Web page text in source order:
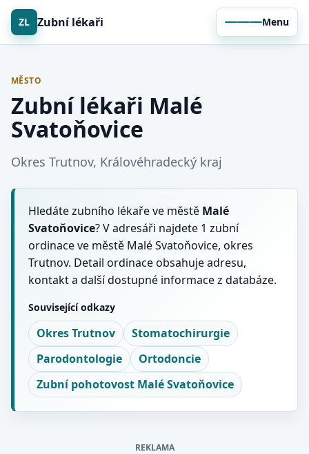
ZL Zubní lékaři Menu
MĚSTO
Zubní lékaři Malé
Svatoňovice
Okres Trutnov, Královéhradecký kraj
Hledáte zubního lékaře ve městě Malé
Svatoňovice? V adresáři najdete 1 zubní
ordinace ve městě Malé Svatoňovice, okres
Trutnov. Detail ordinace obsahuje adresu,
kontakt a další dostupné informace z databáze.
Související odkazy
Okres Trutnov
Stomatochirurgie
Parodontologie
Ortodoncie
Zubní pohotovost Malé Svatoňovice
REKLAMA